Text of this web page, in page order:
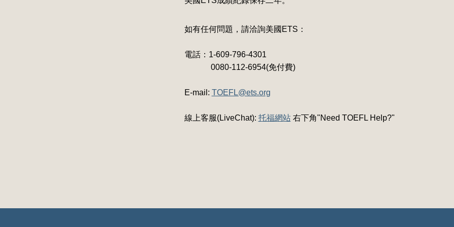
如有任何問題，請洽詢美國ETS：
電話：1-609-796-4301
0080-112-6954(免付費)
E-mail: TOEFL@ets.org
線上客服(LiveChat): 托福網站右下角"Need TOEFL Help?"